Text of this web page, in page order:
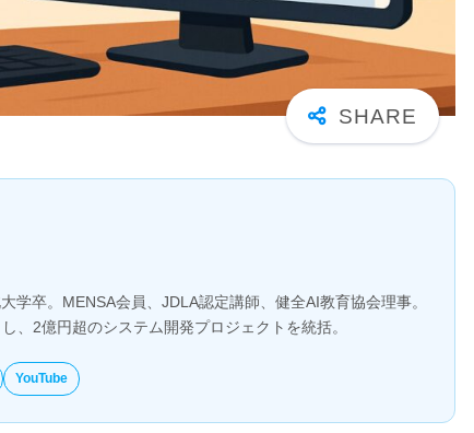
学卒。MENSA会員、JDLA認定講師、健全AI教育協会理事。
、2億円超のシステム開発プロジェクトを統括。
YouTube